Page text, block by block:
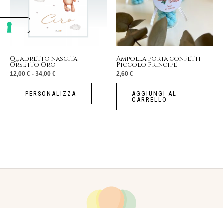
Quadretto nascita –
Orsetto Oro
12,00 € - 34,00 €
PERSONALIZZA
del
Ampolla porta confetti –
Piccolo Principe
2,60 €
AGGIUNGI AL
CARRELLO